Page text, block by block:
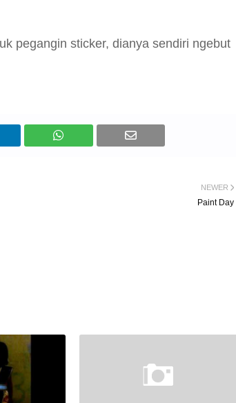
pegangin sticker, dianya sendiri ngebut
NEWER
Paint Day